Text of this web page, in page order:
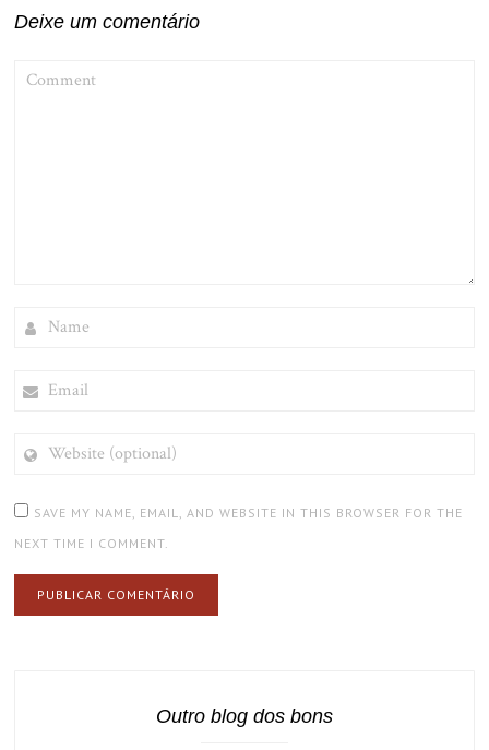
Deixe um comentário
(OPTIONAL)
SAVE MY NAME, EMAIL, AND WEBSITE IN THIS BROWSER FOR THE
NEXT TIME I COMMENT.
Outro blog dos bons